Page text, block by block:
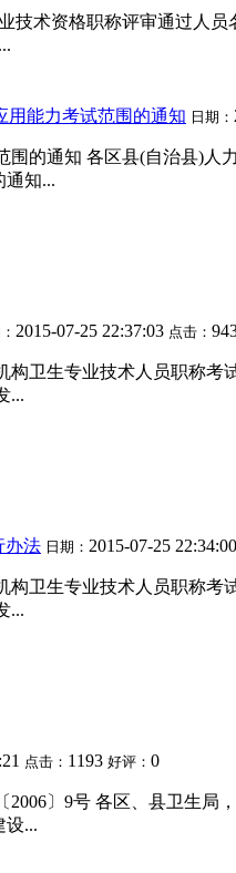
术资格职称评审通过人
用能力考试范围的通知 日期：
的通知 各区县(自治县)
通知...
2015-07-25 22:37:03 点击：
卫生专业技术人员职称
...
办法 日期： 2015-07-25 22:34:00
卫生专业技术人员职称
...
点击： 1193 好评： 0
〕9号 各区、县卫生
设...